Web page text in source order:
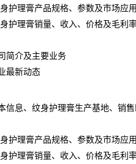
膏产品规格、参数及市场应
膏销量、收入、价格及毛利
介及主要业务
新动态
、纹身护理膏生产基地、销售
膏产品规格、参数及市场应
膏销量、收入、价格及毛利